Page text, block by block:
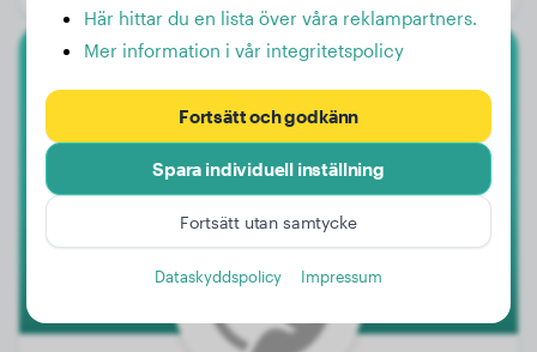
Rocco
Här hittar du en lista över våra reklampartners.
Mer information i vår integritetspolicy
Fortsätt och godkänn
Spara individuell inställning
Fortsätt utan samtycke
Dataskyddspolicy Impressum